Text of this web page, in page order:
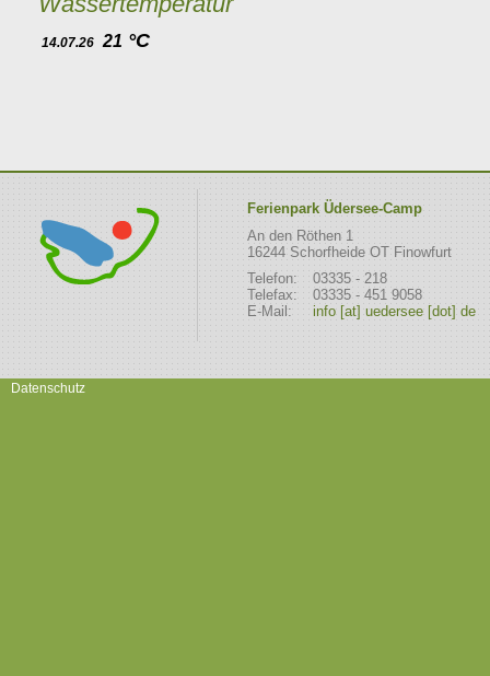
14.07.26 21 °C
Ferienpark Üdersee-Camp
An den Röthen 1
16244 Schorfheide OT Finowfurt
Telefon:
03335 - 218
Telefax:
03335 - 451 9058
E-Mail:
info [at] uedersee [dot] de
Datenschutz